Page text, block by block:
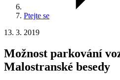
Ptejte se
13. 3. 2019
Možnost parkování
Malostranské besedy